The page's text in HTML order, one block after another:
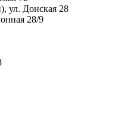
ул. Донская 28
28/9